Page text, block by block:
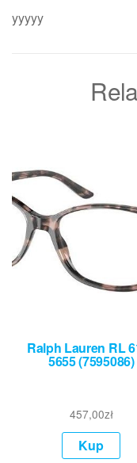
yyyyy
Ralph Lauren RL
5655 (7595086)
457,00zł
Kup